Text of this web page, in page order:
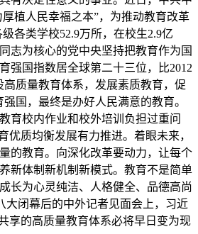
植人民幸福之本”，为推动教育改革
各类学校52.9万所，在校生2.9亿
志为核心的党中央坚持把教育作为国
强国指数居全球第二十三位，比2012
质量教育体系，发展素质教育，促
国，最终是办好人民满意的教育。
育校内作业和校外培训负担过重问
质均衡发展有力推进。着眼未来，
的教育。向深化改革要动力，让每个
新体制新机制新模式。教育不是简单
长为心灵纯洁、人格健全、品德高尚
大闭幕后的中外记者见面会上，习近
享的高质量教育体系必将早日变为现